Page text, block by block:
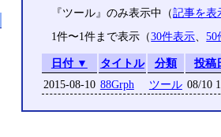
『ツール』のみ表示中（記事を表
1件〜1件まで表示（30件表示、50
日付 ▼ タイトル 分類
投稿
2015-08-10 88Grph ツール 08/10